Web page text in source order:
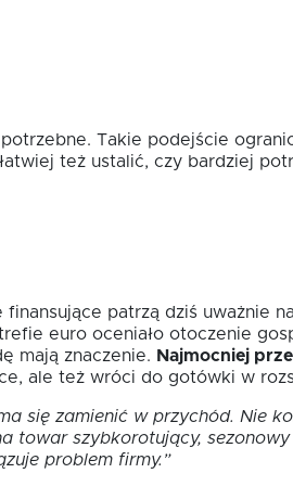
Takie podejście
też ustalić, czy bardziej
patrzą dziś uważnie
euro oceniało otoczenie
mają znaczenie. Najmocniej
ale też wróci do gotówki w
się zamienić w przychód. Nie
towar szybkorotujący, sezonowy
problem firmy.”